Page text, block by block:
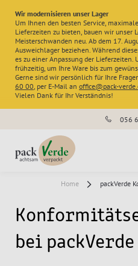
Wir modernisieren unser Lager
Um Ihnen den besten Service,
Lieferzeiten zu bieten, bauen wir unser
Meisterschwanden neu. Ab dem 17.
Ausweichlager beziehen. Während
es zu einer Anpassung der Lieferzeiten.
frühzeitig, um Ihre Ware bis zum
Gerne sind wir persönlich für Ihre
60 00, per E-Mail an office@pack-
Vielen Dank für Ihr Verständnis!
056
Home packVerde
bei packVerde